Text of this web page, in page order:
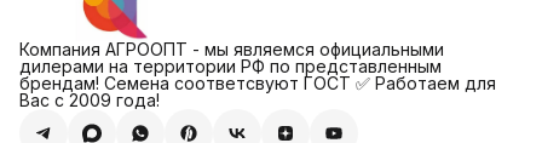
Компания АГРООПТ - мы являемся официальными
дилерами на территории РФ по представленным
брендам! Семена соответсвуют ГОСТ ✅ Работаем для
Вас с 2009 года!